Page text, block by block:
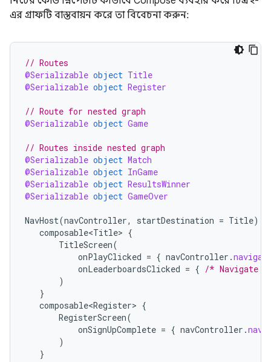
এর গ্রাফটি বাস্তবায়ন করে তা বিবেচনা করুন:
// Routes
@Serializable object Title
@Serializable object Register
// Route for nested graph
@Serializable object Game
// Routes inside nested graph
@Serializable object Match
@Serializable object InGame
@Serializable object ResultsWinner
@Serializable object GameOver
NavHost(navController, startDestination = Title)
composable<Title> {
TitleScreen(
onPlayClicked = { navController .
onLeaderboardsClicked = { /* Navigate
)
}
composable<Register> {
RegisterScreen(
onSignUpComplete = { navController .
)
}